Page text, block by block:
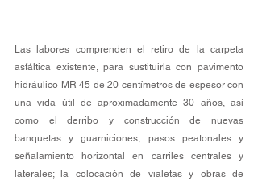
Las labores comprenden el retiro de la carpeta
asfáltica existente, para sustituirla con pavimento
hidráulico MR 45 de 20 centímetros de espesor con
una vida útil de aproximadamente 30 años, así
como el derribo y construcción de nuevas
banquetas y guarniciones, pasos peatonales y
señalamiento horizontal en carriles centrales y
laterales; la colocación de vialetas y obras de